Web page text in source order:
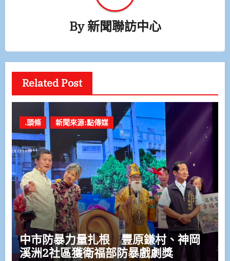
By新聞聯訪中心
Related Post
.頭條 新聞來源:點傳媒
中市防暴力量扎根 豐原鎌村、神岡
溪洲2社區獲衛福部防暴戲劇獎